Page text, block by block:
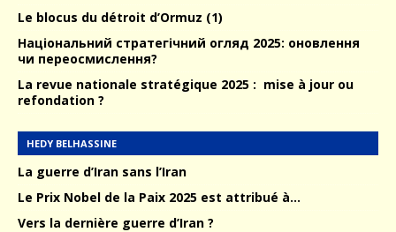
Le blocus du détroit d’Ormuz (1)
Національний стратегічний огляд 2025: оновлення
чи переосмислення?
La revue nationale stratégique 2025 : mise à jour ou
refondation ?
HEDY BELHASSINE
La guerre d’Iran sans l’Iran
Le Prix Nobel de la Paix 2025 est attribué à…
Vers la dernière guerre d’Iran ?